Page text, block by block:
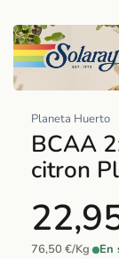
elemento
multimedia
1
en
ventana
modal
Planeta Huerto
BCAA
citron
76,50 €/Kg· En